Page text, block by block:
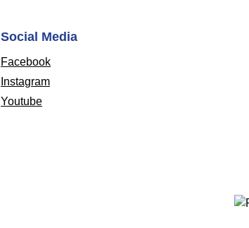
Social Media
Facebook
Instagram
Youtube